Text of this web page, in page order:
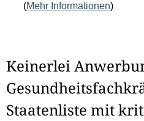
(Mehr Informationen)
Keinerlei
Staatenliste mit